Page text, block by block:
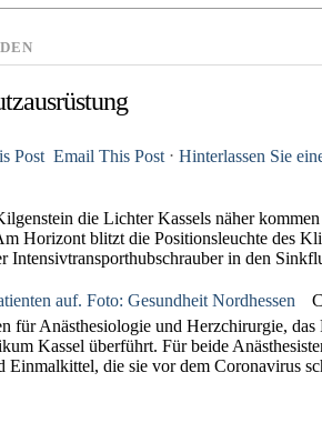
Email This Post ⋅ Hinterlassen Sie
die Lichter Kassels näher
Horizont blitzt die Positionsleuchte des
Intensivtransporthubschrauber in den
für Anästhesiologie und Herzchirurgie,
Kassel überführt. Für beide
Einmalkittel, die sie vor dem Coronavirus